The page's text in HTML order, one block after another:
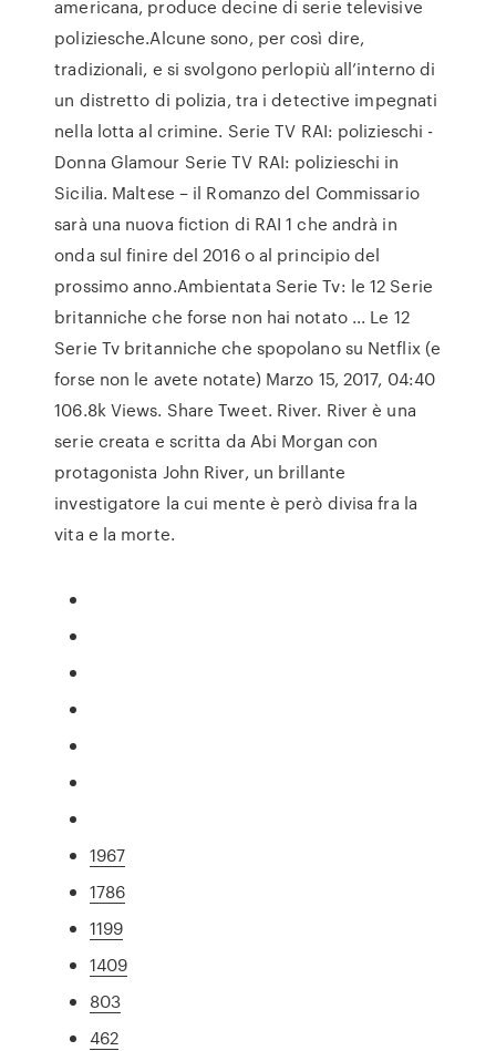
americana, produce decine di serie televisive
poliziesche.Alcune sono, per così dire,
tradizionali, e si svolgono perlopiù all’interno di
un distretto di polizia, tra i detective impegnati
nella lotta al crimine. Serie TV RAI: polizieschi -
Donna Glamour Serie TV RAI: polizieschi in
Sicilia. Maltese – il Romanzo del Commissario
sarà una nuova fiction di RAI 1 che andrà in
onda sul finire del 2016 o al principio del
prossimo anno.Ambientata Serie Tv: le 12 Serie
britanniche che forse non hai notato ... Le 12
Serie Tv britanniche che spopolano su Netflix (e
forse non le avete notate) Marzo 15, 2017, 04:40
106.8k Views. Share Tweet. River. River è una
serie creata e scritta da Abi Morgan con
protagonista John River, un brillante
investigatore la cui mente è però divisa fra la
vita e la morte.
1967
1786
1199
1409
803
462